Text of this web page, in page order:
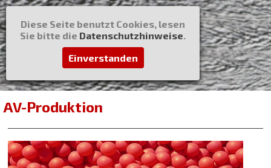
AV-Produktion
Diese Seite benutzt Cookies, lesen
Sie bitte die Datenschutzhinweise.
Einverstanden